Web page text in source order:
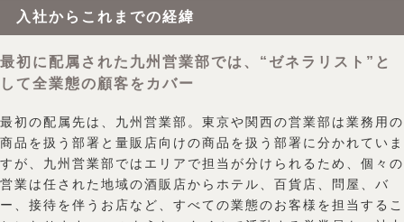
入社からこれまでの経緯
最初に配属された九州営業部では、“ゼネラリスト”と
して全業態の顧客をカバー
最初の配属先は、九州営業部。東京や関西の営業部は業務用の
商品を扱う部署と量販店向けの商品を扱う部署に分かれていま
すが、九州営業部ではエリアで担当が分けられるため、個々の
営業は任された地域の酒販店からホテル、百貨店、問屋、バ
ー、接待を伴うお店など、すべての業態のお客様を担当するこ